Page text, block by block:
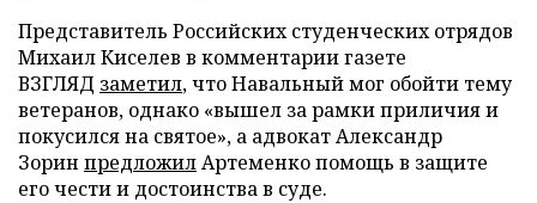
Представитель Российских студенческих отрядов
Михаил Киселев в комментарии газете
ВЗГЛЯД заметил, что Навальный мог обойти тему
ветеранов, однако «вышел за рамки приличия и
покусился на святое», а адвокат Александр
Зорин предложилАртеменко помощь в защите
его чести и достоинства в суде.